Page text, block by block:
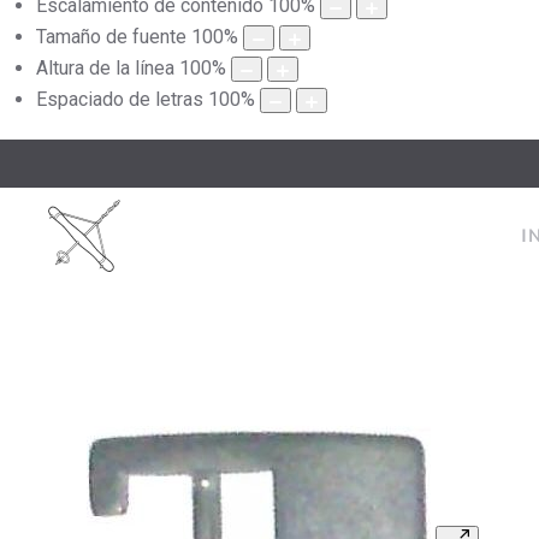
Escalamiento de contenido 100%
Tamaño de fuente 100%
Altura de la línea 100%
Espaciado de letras 100%